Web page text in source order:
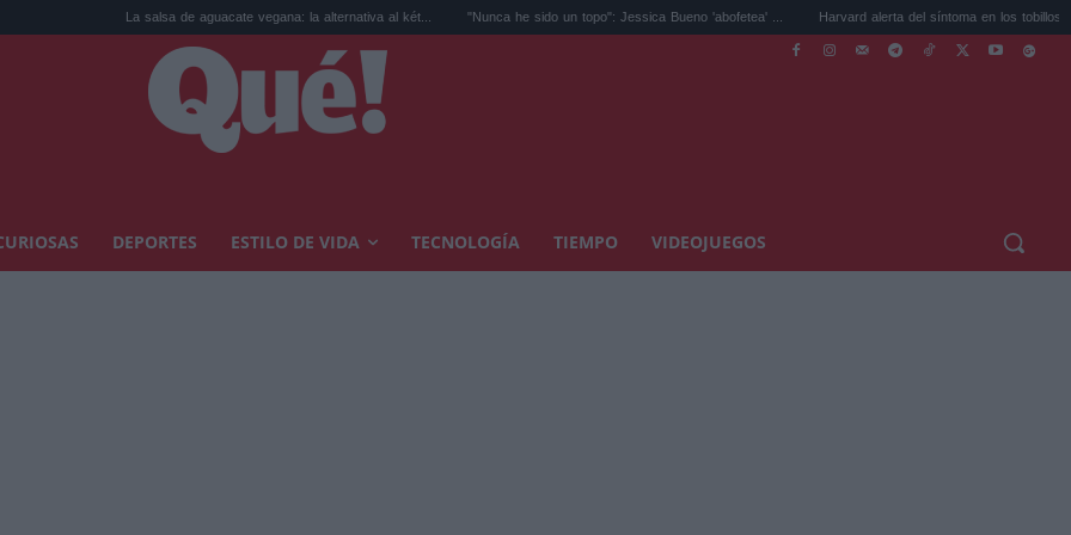
La salsa de aguacate vegana: la alternativa al két... "Nunca he sido un topo": Jessica Bueno 'abofetea' ... Harvard alerta del síntoma en los tobillos por el ...
DEPORTES ESTILO DE VIDA TECNOLOGÍA TIEMPO VIDEOJUEGOS